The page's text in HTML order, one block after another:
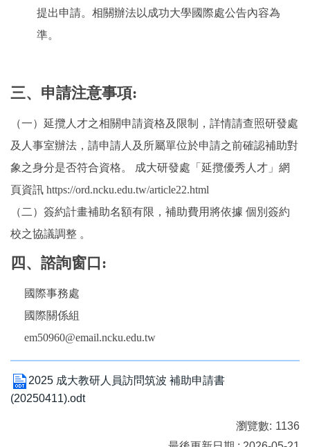
提出申請。相關辦法以成功大學國際處公告內容為
準。
三、申請注意事項:
（一）延攬人才之相關申請資格及限制，詳情請查照研發處
及人事室辦法，請申請人及所屬單位於申請之前確認補助對
象之身分是否符合資格。 成大研發處「延攬優秀人才」網
頁資訊 https://ord.ncku.edu.tw/article22.html
（二）簽約計畫補助名額有限，補助費用將依據 個別簽約
校之協議調整 。
四、諮詢窗口:
國際事務處
國際關係組
em50960@email.ncku.edu.tw
2025 成大教研人員訪問筑波 補助申請書
(20250411).odt
瀏覽數: 1136